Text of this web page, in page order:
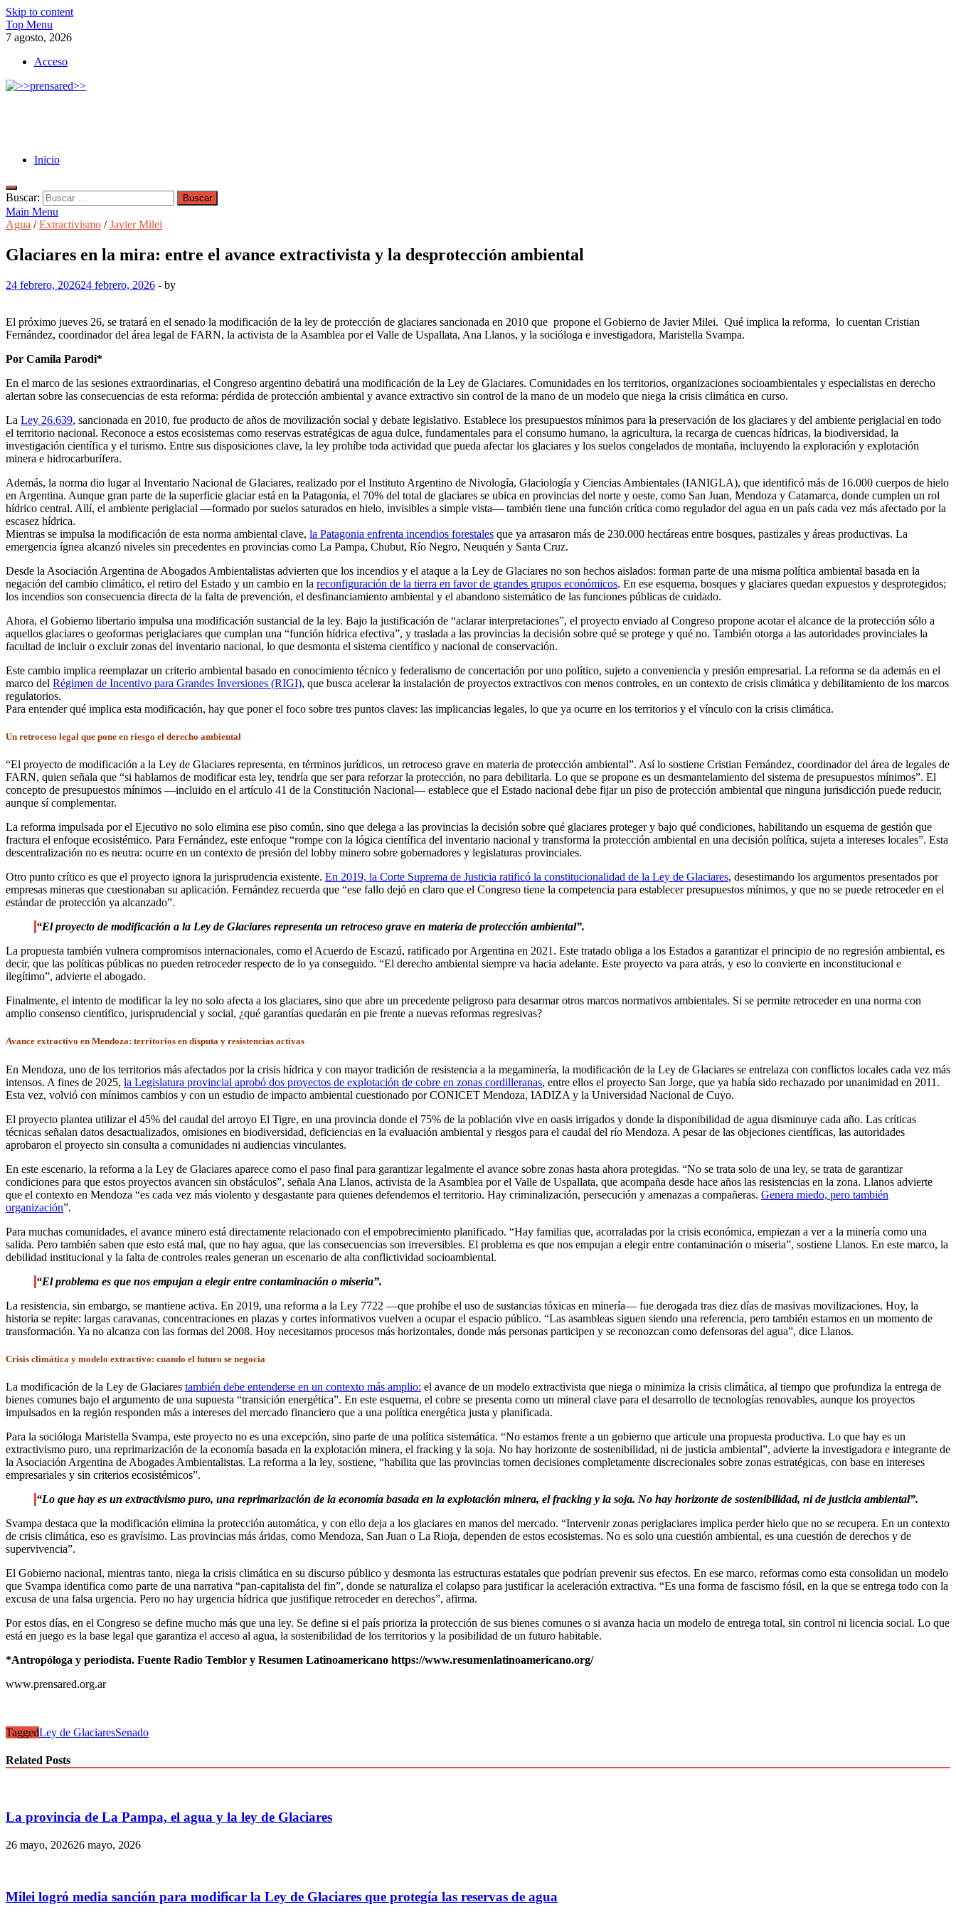
Skip to content
Top Menu
7 agosto, 2026
Acceso
Inicio
Buscar:
Main Menu
Agua /Extractivismo /Javier Milei
Glaciares en la mira: entre el avance extractivista y la desprotección ambiental
24 febrero, 202624 febrero, 2026 - by
El próximo jueves 26, se tratará en el senado la modificación de la ley de protección de glaciares sancionada en 2010 que propone el Gobierno de Javier Milei. Qué implica la reforma, lo cuentan Cristian
Fernández, coordinador del área legal de FARN, la activista de la Asamblea por el Valle de Uspallata, Ana Llanos, y la socióloga e investigadora, Maristella Svampa.
Por Camila Parodi*
En el marco de las sesiones extraordinarias, el Congreso argentino debatirá una modificación de la Ley de Glaciares. Comunidades en los territorios, organizaciones socioambientales y especialistas en derecho
alertan sobre las consecuencias de esta reforma: pérdida de protección ambiental y avance extractivo sin control de la mano de un modelo que niega la crisis climática en curso.
La Ley 26.639, sancionada en 2010, fue producto de años de movilización social y debate legislativo. Establece los presupuestos mínimos para la preservación de los glaciares y del ambiente periglacial en todo
el territorio nacional. Reconoce a estos ecosistemas como reservas estratégicas de agua dulce, fundamentales para el consumo humano, la agricultura, la recarga de cuencas hídricas, la biodiversidad, la
investigación científica y el turismo. Entre sus disposiciones clave, la ley prohíbe toda actividad que pueda afectar los glaciares y los suelos congelados de montaña, incluyendo la exploración y explotación
minera e hidrocarburífera.
Además, la norma dio lugar al Inventario Nacional de Glaciares, realizado por el Instituto Argentino de Nivología, Glaciología y Ciencias Ambientales (IANIGLA), que identificó más de 16.000 cuerpos de hielo
en Argentina. Aunque gran parte de la superficie glaciar está en la Patagonia, el 70% del total de glaciares se ubica en provincias del norte y oeste, como San Juan, Mendoza y Catamarca, donde cumplen un rol
hídrico central. Allí, el ambiente periglacial —formado por suelos saturados en hielo, invisibles a simple vista— también tiene una función crítica como regulador del agua en un país cada vez más afectado por la
escasez hídrica.
Mientras se impulsa la modificación de esta norma ambiental clave, la Patagonia enfrenta incendios forestales que ya arrasaron más de 230.000 hectáreas entre bosques, pastizales y áreas productivas. La
emergencia ígnea alcanzó niveles sin precedentes en provincias como La Pampa, Chubut, Río Negro, Neuquén y Santa Cruz.
Desde la Asociación Argentina de Abogados Ambientalistas advierten que los incendios y el ataque a la Ley de Glaciares no son hechos aislados: forman parte de una misma política ambiental basada en la
negación del cambio climático, el retiro del Estado y un cambio en la reconfiguración de la tierra en favor de grandes grupos económicos. En ese esquema, bosques y glaciares quedan expuestos y desprotegidos;
los incendios son consecuencia directa de la falta de prevención, el desfinanciamiento ambiental y el abandono sistemático de las funciones públicas de cuidado.
Ahora, el Gobierno libertario impulsa una modificación sustancial de la ley. Bajo la justificación de “aclarar interpretaciones”, el proyecto enviado al Congreso propone acotar el alcance de la protección sólo a
aquellos glaciares o geoformas periglaciares que cumplan una “función hídrica efectiva”, y traslada a las provincias la decisión sobre qué se protege y qué no. También otorga a las autoridades provinciales la
facultad de incluir o excluir zonas del inventario nacional, lo que desmonta el sistema científico y nacional de conservación.
Este cambio implica reemplazar un criterio ambiental basado en conocimiento técnico y federalismo de concertación por uno político, sujeto a conveniencia y presión empresarial. La reforma se da además en el
marco del Régimen de Incentivo para Grandes Inversiones (RIGI), que busca acelerar la instalación de proyectos extractivos con menos controles, en un contexto de crisis climática y debilitamiento de los marcos
regulatorios.
Para entender qué implica esta modificación, hay que poner el foco sobre tres puntos claves: las implicancias legales, lo que ya ocurre en los territorios y el vínculo con la crisis climática.
Un retroceso legal que pone en riesgo el derecho ambiental
“El proyecto de modificación a la Ley de Glaciares representa, en términos jurídicos, un retroceso grave en materia de protección ambiental”. Así lo sostiene Cristian Fernández, coordinador del área de legales de
FARN, quien señala que “si hablamos de modificar esta ley, tendría que ser para reforzar la protección, no para debilitarla. Lo que se propone es un desmantelamiento del sistema de presupuestos mínimos”. El
concepto de presupuestos mínimos —incluido en el artículo 41 de la Constitución Nacional— establece que el Estado nacional debe fijar un piso de protección ambiental que ninguna jurisdicción puede reducir,
aunque sí complementar.
La reforma impulsada por el Ejecutivo no solo elimina ese piso común, sino que delega a las provincias la decisión sobre qué glaciares proteger y bajo qué condiciones, habilitando un esquema de gestión que
fractura el enfoque ecosistémico. Para Fernández, este enfoque “rompe con la lógica científica del inventario nacional y transforma la protección ambiental en una decisión política, sujeta a intereses locales”. Esta
descentralización no es neutra: ocurre en un contexto de presión del lobby minero sobre gobernadores y legislaturas provinciales.
Otro punto crítico es que el proyecto ignora la jurisprudencia existente. En 2019, la Corte Suprema de Justicia ratificó la constitucionalidad de la Ley de Glaciares, desestimando los argumentos presentados por
empresas mineras que cuestionaban su aplicación. Fernández recuerda que “ese fallo dejó en claro que el Congreso tiene la competencia para establecer presupuestos mínimos, y que no se puede retroceder en el
estándar de protección ya alcanzado”.
“El proyecto de modificación a la Ley de Glaciares representa un retroceso grave en materia de protección ambiental”.
La propuesta también vulnera compromisos internacionales, como el Acuerdo de Escazú, ratificado por Argentina en 2021. Este tratado obliga a los Estados a garantizar el principio de no regresión ambiental, es
decir, que las políticas públicas no pueden retroceder respecto de lo ya conseguido. “El derecho ambiental siempre va hacia adelante. Este proyecto va para atrás, y eso lo convierte en inconstitucional e
ilegítimo”, advierte el abogado.
Finalmente, el intento de modificar la ley no solo afecta a los glaciares, sino que abre un precedente peligroso para desarmar otros marcos normativos ambientales. Si se permite retroceder en una norma con
amplio consenso científico, jurisprudencial y social, ¿qué garantías quedarán en pie frente a nuevas reformas regresivas?
Avance extractivo en Mendoza: territorios en disputa y resistencias activas
En Mendoza, uno de los territorios más afectados por la crisis hídrica y con mayor tradición de resistencia a la megaminería, la modificación de la Ley de Glaciares se entrelaza con conflictos locales cada vez más
intensos. A fines de 2025, la Legislatura provincial aprobó dos proyectos de explotación de cobre en zonas cordilleranas, entre ellos el proyecto San Jorge, que ya había sido rechazado por unanimidad en 2011.
Esta vez, volvió con mínimos cambios y con un estudio de impacto ambiental cuestionado por CONICET Mendoza, IADIZA y la Universidad Nacional de Cuyo.
El proyecto plantea utilizar el 45% del caudal del arroyo El Tigre, en una provincia donde el 75% de la población vive en oasis irrigados y donde la disponibilidad de agua disminuye cada año. Las críticas
técnicas señalan datos desactualizados, omisiones en biodiversidad, deficiencias en la evaluación ambiental y riesgos para el caudal del río Mendoza. A pesar de las objeciones científicas, las autoridades
aprobaron el proyecto sin consulta a comunidades ni audiencias vinculantes.
En este escenario, la reforma a la Ley de Glaciares aparece como el paso final para garantizar legalmente el avance sobre zonas hasta ahora protegidas. “No se trata solo de una ley, se trata de garantizar
condiciones para que estos proyectos avancen sin obstáculos”, señala Ana Llanos, activista de la Asamblea por el Valle de Uspallata, que acompaña desde hace años las resistencias en la zona. Llanos advierte
que el contexto en Mendoza “es cada vez más violento y desgastante para quienes defendemos el territorio. Hay criminalización, persecución y amenazas a compañeras. Genera miedo, pero también
organización”.
Para muchas comunidades, el avance minero está directamente relacionado con el empobrecimiento planificado. “Hay familias que, acorraladas por la crisis económica, empiezan a ver a la minería como una
salida. Pero también saben que esto está mal, que no hay agua, que las consecuencias son irreversibles. El problema es que nos empujan a elegir entre contaminación o miseria”, sostiene Llanos. En este marco, la
debilidad institucional y la falta de controles reales generan un escenario de alta conflictividad socioambiental.
“El problema es que nos empujan a elegir entre contaminación o miseria”.
La resistencia, sin embargo, se mantiene activa. En 2019, una reforma a la Ley 7722 —que prohíbe el uso de sustancias tóxicas en minería— fue derogada tras diez días de masivas movilizaciones. Hoy, la
historia se repite: largas caravanas, concentraciones en plazas y cortes informativos vuelven a ocupar el espacio público. “Las asambleas siguen siendo una referencia, pero también estamos en un momento de
transformación. Ya no alcanza con las formas del 2008. Hoy necesitamos procesos más horizontales, donde más personas participen y se reconozcan como defensoras del agua”, dice Llanos.
Crisis climática y modelo extractivo: cuando el futuro se negocia
La modificación de la Ley de Glaciares también debe entenderse en un contexto más amplio: el avance de un modelo extractivista que niega o minimiza la crisis climática, al tiempo que profundiza la entrega de
bienes comunes bajo el argumento de una supuesta “transición energética”. En este esquema, el cobre se presenta como un mineral clave para el desarrollo de tecnologías renovables, aunque los proyectos
impulsados en la región responden más a intereses del mercado financiero que a una política energética justa y planificada.
Para la socióloga Maristella Svampa, este proyecto no es una excepción, sino parte de una política sistemática. “No estamos frente a un gobierno que articule una propuesta productiva. Lo que hay es un
extractivismo puro, una reprimarización de la economía basada en la explotación minera, el fracking y la soja. No hay horizonte de sostenibilidad, ni de justicia ambiental”, advierte la investigadora e integrante de
la Asociación Argentina de Abogades Ambientalistas. La reforma a la ley, sostiene, “habilita que las provincias tomen decisiones completamente discrecionales sobre zonas estratégicas, con base en intereses
empresariales y sin criterios ecosistémicos”.
“Lo que hay es un extractivismo puro, una reprimarización de la economía basada en la explotación minera, el fracking y la soja. No hay horizonte de sostenibilidad, ni de justicia ambiental”.
Svampa destaca que la modificación elimina la protección automática, y con ello deja a los glaciares en manos del mercado. “Intervenir zonas periglaciares implica perder hielo que no se recupera. En un contexto
de crisis climática, eso es gravísimo. Las provincias más áridas, como Mendoza, San Juan o La Rioja, dependen de estos ecosistemas. No es solo una cuestión ambiental, es una cuestión de derechos y de
supervivencia”.
El Gobierno nacional, mientras tanto, niega la crisis climática en su discurso público y desmonta las estructuras estatales que podrían prevenir sus efectos. En ese marco, reformas como esta consolidan un modelo
que Svampa identifica como parte de una narrativa “pan-capitalista del fin”, donde se naturaliza el colapso para justificar la aceleración extractiva. “Es una forma de fascismo fósil, en la que se entrega todo con la
excusa de una falsa urgencia. Pero no hay urgencia hídrica que justifique retroceder en derechos”, afirma.
Por estos días, en el Congreso se define mucho más que una ley. Se define si el país prioriza la protección de sus bienes comunes o si avanza hacia un modelo de entrega total, sin control ni licencia social. Lo que
está en juego es la base legal que garantiza el acceso al agua, la sostenibilidad de los territorios y la posibilidad de un futuro habitable.
*Antropóloga y periodista. Fuente Radio Temblor y Resumen Latinoamericano https://www.resumenlatinoamericano.org/
www.prensared.org.ar
TaggedLey de GlaciaresSenado
Related Posts
La provincia de La Pampa, el agua y la ley de Glaciares
26 mayo, 202626 mayo, 2026
Milei logró media sanción para modificar la Ley de Glaciares que protegía las reservas de agua